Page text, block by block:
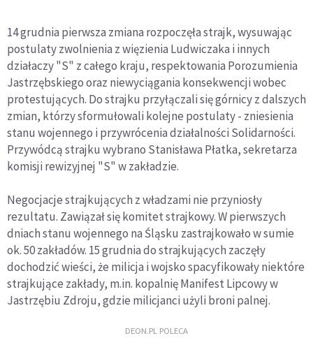
14 grudnia pierwsza zmiana rozpoczęła strajk, wysuwając
postulaty zwolnienia z więzienia Ludwiczaka i innych
działaczy "S" z całego kraju, respektowania Porozumienia
Jastrzębskiego oraz niewyciągania konsekwencji wobec
protestujących. Do strajku przyłączali się górnicy z dalszych
zmian, którzy sformułowali kolejne postulaty - zniesienia
stanu wojennego i przywrócenia działalności Solidarności.
Przywódcą strajku wybrano Stanisława Płatka, sekretarza
komisji rewizyjnej "S" w zakładzie.
Negocjacje strajkujących z władzami nie przyniosły
rezultatu. Zawiązał się komitet strajkowy. W pierwszych
dniach stanu wojennego na Śląsku zastrajkowało w sumie
ok. 50 zakładów. 15 grudnia do strajkujących zaczęły
dochodzić wieści, że milicja i wojsko spacyfikowały niektóre
strajkujące zakłady, m.in. kopalnię Manifest Lipcowy w
Jastrzębiu Zdroju, gdzie milicjanci użyli broni palnej.
DEON.PL POLECA